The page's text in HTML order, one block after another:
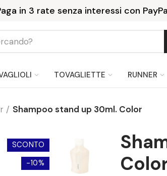
in 3 rate senza interessi con
TOVAGLIETTE RUNNER
Shampoo stand up 30ml. Color
SCONTO
-10%